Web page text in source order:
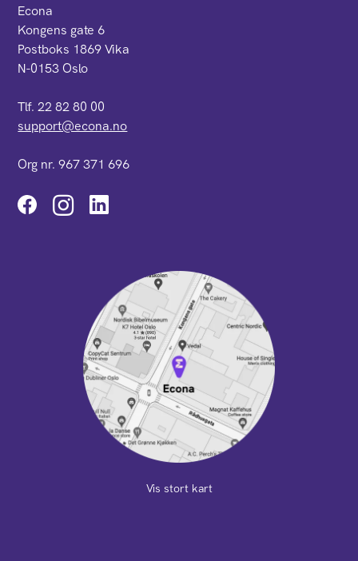
Econa
Kongens gate 6
Postboks 1869 Vika
N-0153 Oslo
Tlf. 22 82 80 00
support@econa.no
Org nr. 967 371 696
Instagram
Vis stort kart